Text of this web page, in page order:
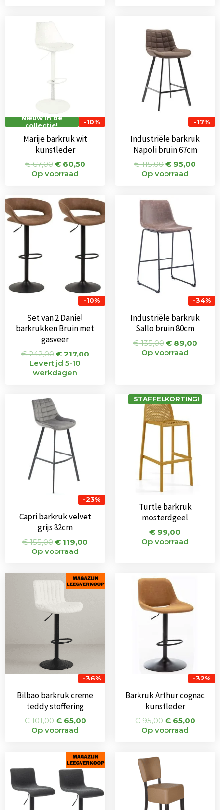
-10%
Nieuw in de
collectie!
Marije barkruk wit
kunstleder
€67,00
€ 67,00.
€60,50
Op voorraad
-17%
Industriële barkruk
Napoli bruin 67cm
€115,00
prijs
was:
€ 115,00.
€ 95,00
Op voorraad
-10%
Set van 2 Daniel
barkrukken Bruin met
gasveer
€242,00
Oorspronkelijke
prijs
was:
€ 242,00.
€217,00
Huidige
prijs
is:
€ 217,00.
Levertijd 5-10
werkdagen
-34%
Industriële barkruk
Sallo bruin 80cm
€135,00
prijs
was:
€ 135,00.
€89,00
Op voorraad
-23%
Capri barkruk velvet
grijs 82cm
€155,00
prijs
was:
€ 155,00.
€ 119,00
Op voorraad
STAFFELKORTING!
Turtle barkruk
mosterdgeel
€ 99,00
Op voorraad
-36%
Bilbao barkruk creme
teddy stoffering
€101,00
Oorspronkelijke
prijs
was:
€ 101,00.
€65,00
Huidige
prijs
Op voorraad
-32%
Barkruk Arthur cognac
kunstleder
€95,00
prijs
was:
€ 95,00.
€ 65,00
Op voorraad
Oorspronkelijke
prijs
was:
€ 150,00.
Huidige
prijs